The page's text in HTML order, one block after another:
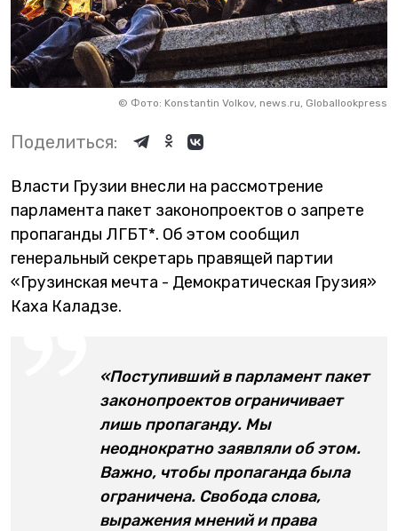
© Фото: Konstantin Volkov, news.ru, Globallookpress
Поделиться:
Власти Грузии внесли на рассмотрение
парламента пакет законопроектов о запрете
пропаганды ЛГБТ*. Об этом сообщил
генеральный секретарь правящей партии
«Грузинская мечта - Демократическая Грузия»
Каха Каладзе.
«Поступивший в парламент пакет
законопроектов ограничивает
лишь пропаганду. Мы
неоднократно заявляли об этом.
Важно, чтобы пропаганда была
ограничена. Свобода слова,
выражения мнений и права